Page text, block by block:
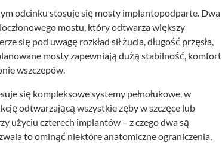
odcinku stosuje się mosty implantopodparte. Dwa
mostu, który odtwarza większy
się pod uwagę rozkład sił żucia, długość przęsła,
mosty zapewniają dużą stabilność, komfort
wszczepów.
się kompleksowe systemy pełnołukowe, w
odtwarzającą wszystkie zęby w szczęce lub
użyciu czterech implantów – z czego dwa są
to ominąć niektóre anatomiczne ograniczenia,